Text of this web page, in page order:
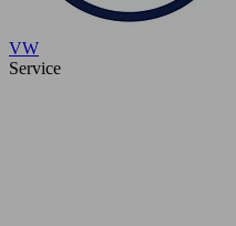
VW
Service